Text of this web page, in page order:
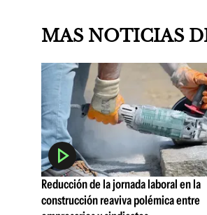
MAS NOTICIAS
Reducción de la jornada laboral en la
construcción reaviva polémica entre